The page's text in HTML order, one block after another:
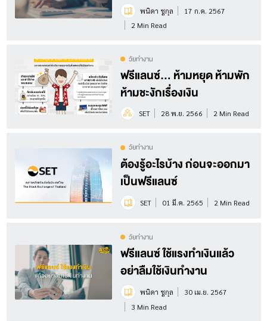
พนิดา ชูกุล
17 ก.ค. 2567
2 Min Read
วัยทำงาน
ฟรีแลนซ์... ห้ามหยุด ห้ามพัก
ห้ามชะงักเรื่องเงิน
SET 28 พ.ย. 2566 2 Min Read
วัยทำงาน
ต้องรู้อะไรบ้าง ก่อนจะออกมา
เป็นฟรีแลนซ์
SET 01 มี.ค. 2565 2 Min Read
วัยทำงาน
ฟรีแลนซ์ ใช้แรงทำเงินแล้ว
อย่าลืมใช้เงินทำงาน
พนิดา ชูกุล
30 เม.ย. 2567
3 Min Read